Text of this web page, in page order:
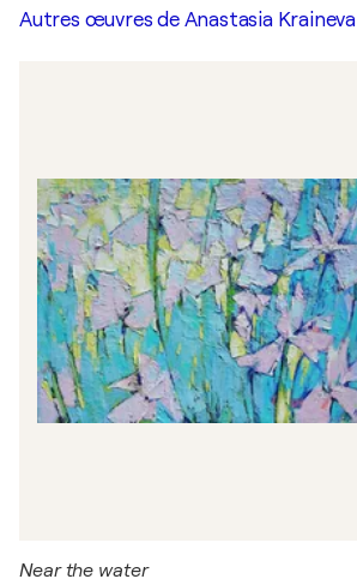
Autres œuvres de Anastasia Kraineva
Near the water